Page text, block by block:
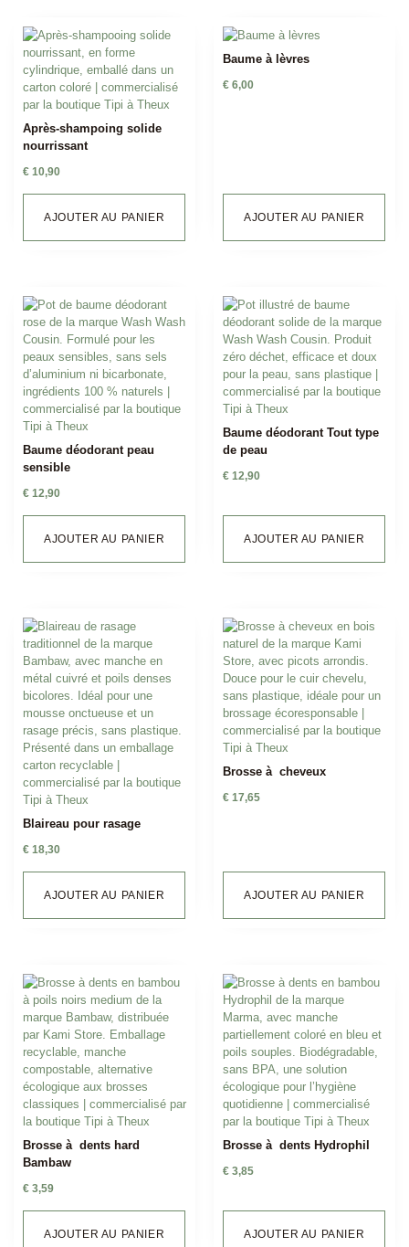
Après-shampoing solide
nourrissant
€ 10,90
AJOUTER AU PANIER
Baume à lèvres
€ 6,00
AJOUTER AU PANIER
Baume déodorant peau
sensible
€ 12,90
AJOUTER AU PANIER
Baume déodorant Tout type
de peau
€ 12,90
AJOUTER AU PANIER
Blaireau pour rasage
€ 18,30
AJOUTER AU PANIER
Brosse à cheveux
€ 17,65
AJOUTER AU PANIER
Brosse à dents hard
Bambaw
€ 3,59
AJOUTER AU PANIER
Brosse à dents Hydrophil
€ 3,85
AJOUTER AU PANIER